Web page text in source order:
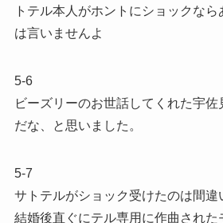
トテル本人がホントにショックな
は言いませんよ
5-6
ビーズリーのお世話してくれた宇
だな、と思いました。
5-7
サトテルがショック受けたのは間違
結婚後直ぐにテル専用に作曲された